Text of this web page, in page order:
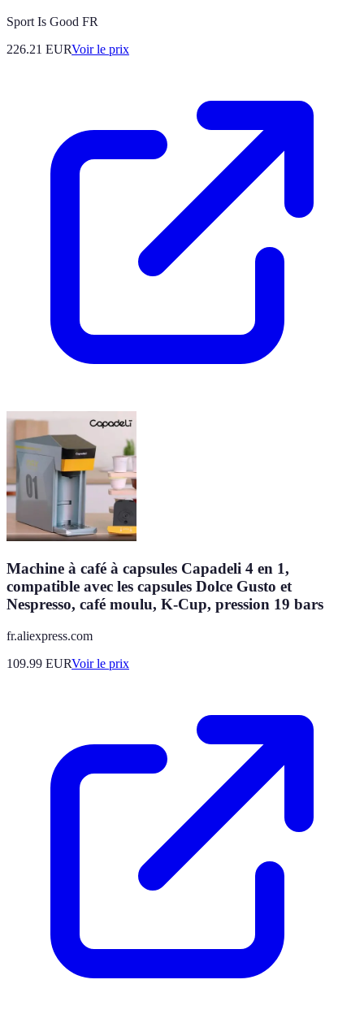
Sport Is Good FR
226.21 EURVoir le prix
Machine à café à capsules Capadeli 4 en 1,
compatible avec les capsules Dolce Gusto et
Nespresso, café moulu, K-Cup, pression 19 bars
fr.aliexpress.com
109.99 EURVoir le prix